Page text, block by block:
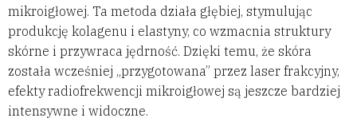
mikroigłowej. Ta metoda działa głębiej, stymulując
produkcję kolagenu i elastyny, co wzmacnia struktury
skórne i przywraca jędrność. Dzięki temu, że skóra
została wcześniej „przygotowana” przez laser frakcyjny,
efekty radiofrekwencji mikroigłowej są jeszcze bardziej
intensywne i widoczne.